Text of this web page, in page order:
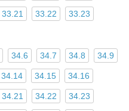
33.21 33.22 33.23
34.6 34.7 34.8 34.9
34.14 34.15 34.16
34.21 34.22 34.23